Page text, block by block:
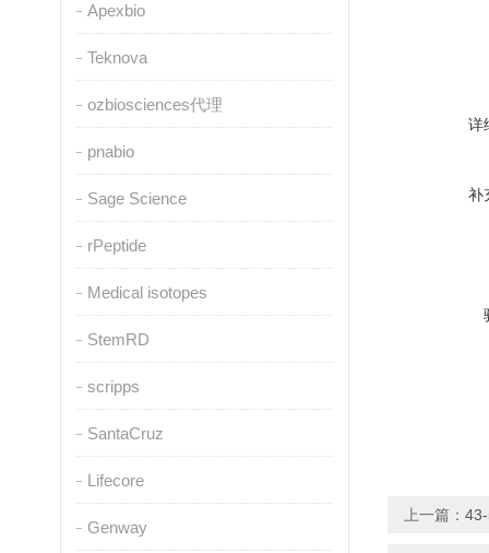
Apexbio
Teknova
ozbiosciences代理
pnabio
Sage Science
rPeptide
Medical isotopes
StemRD
scripps
SantaCruz
Lifecore
Genway
详
补
上一篇：